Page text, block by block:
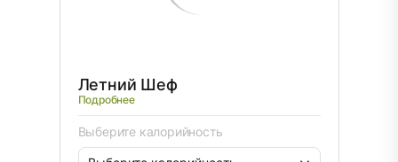
Летний Шеф
Подробнее
Выберите калорийность